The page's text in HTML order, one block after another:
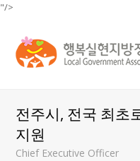
"/>
전주시, 전국 최초
지원
Chief Executive Officer